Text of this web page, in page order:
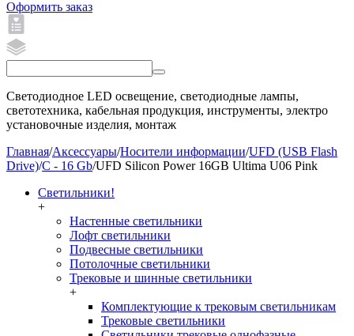
Оформить заказ
Светодиодное LED освещение, светодиодные лампы,
светотехника, кабельная продукция, инструменты, электро
установочные изделия, монтаж
Главная/Аксессуары/Носители информации/UFD (USB Flash
Drive)/C - 16 Gb/UFD Silicon Power 16GB Ultima U06 Pink
Светильники!
+
Настенные светильники
Лофт светильники
Подвесные светильники
Потолочные светильники
Трековые и шинные светильники
+
Комплектующие к трековым светильникам
Трековые светильники